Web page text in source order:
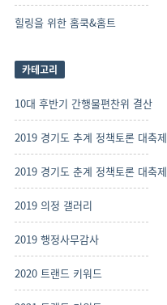
힐링을 위한 홈쿡&홈트
카테고리
10대 후반기 간행물편찬위 결산
2019 경기도 추계 정책토론 대축제
2019 경기도 춘계 정책토론 대축제
2019 의정 갤러리
2019 행정사무감사
2020 트랜드 키워드